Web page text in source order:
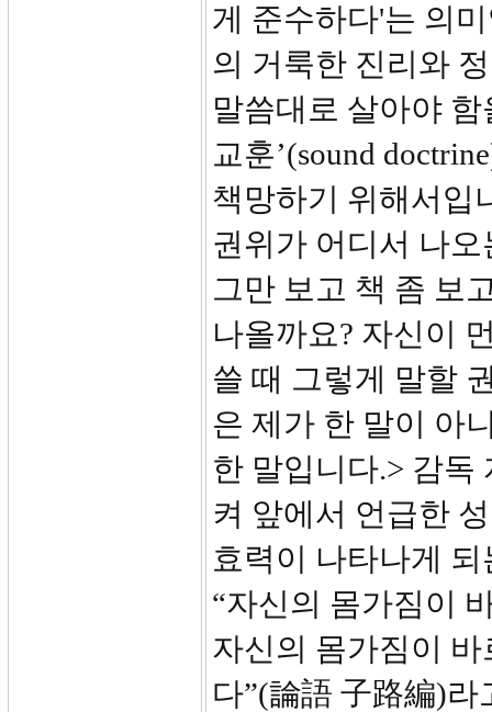
게 준수하다'는 의
의 거룩한 진리와
말씀대로 살아야
교훈’(sound
책망하기 위해서입
권위가 어디서 나
그만 보고 책 좀 보
나올까요? 자신이
쓸 때 그렇게 말할
은 제가 한 말이 아
한 말입니다.> 감독
켜 앞에서 언급한
효력이 나타나게
“자신의 몸가짐이
자신의 몸가짐이
다”(論語 子路編)